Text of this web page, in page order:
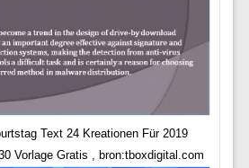
Text 24 Kreationen Für 2019
Vorlage Gratis , bron:tboxdigital.com